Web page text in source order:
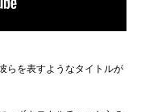
らを表すようなタイトルが